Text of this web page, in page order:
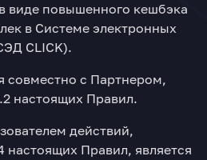
виде повышенного кешбэка
в Системе электронных
CLICK).
совместно с Партнером,
настоящих Правил.
действий,
настоящих Правил, является